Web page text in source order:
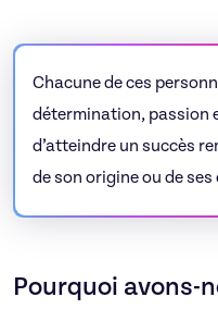
Chacune de ces
détermination, passion
d’atteindre un succès
de son origine ou de
Pourquoi avons-